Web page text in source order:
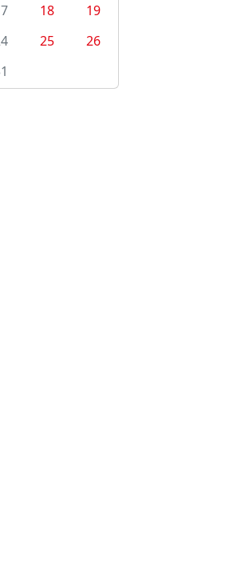
18
19
25
26